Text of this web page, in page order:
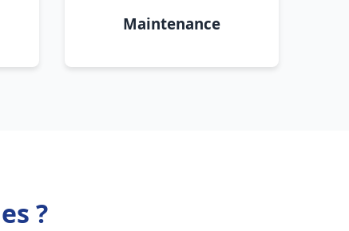
Maintenance
?